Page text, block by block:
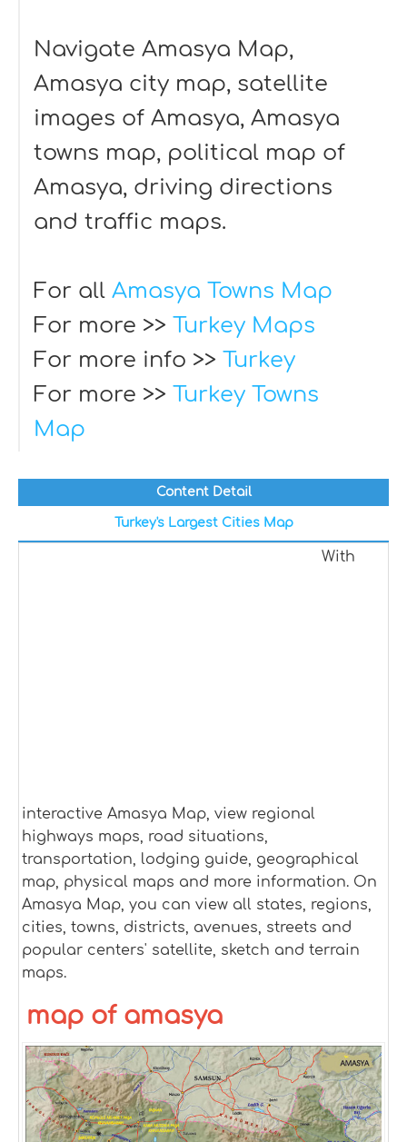
Navigate Amasya Map,
Amasya city map, satellite
images of Amasya, Amasya
towns map, political map of
Amasya, driving directions
and traffic maps.
For all Amasya Towns Map
For more >> Turkey Maps
For more info >> Turkey
For more >> Turkey Towns
Map
Content Detail
Turkey's Largest Cities Map
With
interactive Amasya Map, view regional
highways maps, road situations,
transportation, lodging guide, geographical
map, physical maps and more information. On
Amasya Map, you can view all states, regions,
cities, towns, districts, avenues, streets and
popular centers' satellite, sketch and terrain
maps.
map of amasya